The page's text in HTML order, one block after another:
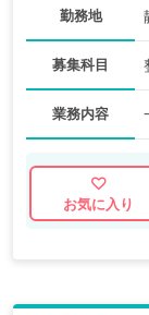
勤務地
募集科目
業務内容
お気に入り